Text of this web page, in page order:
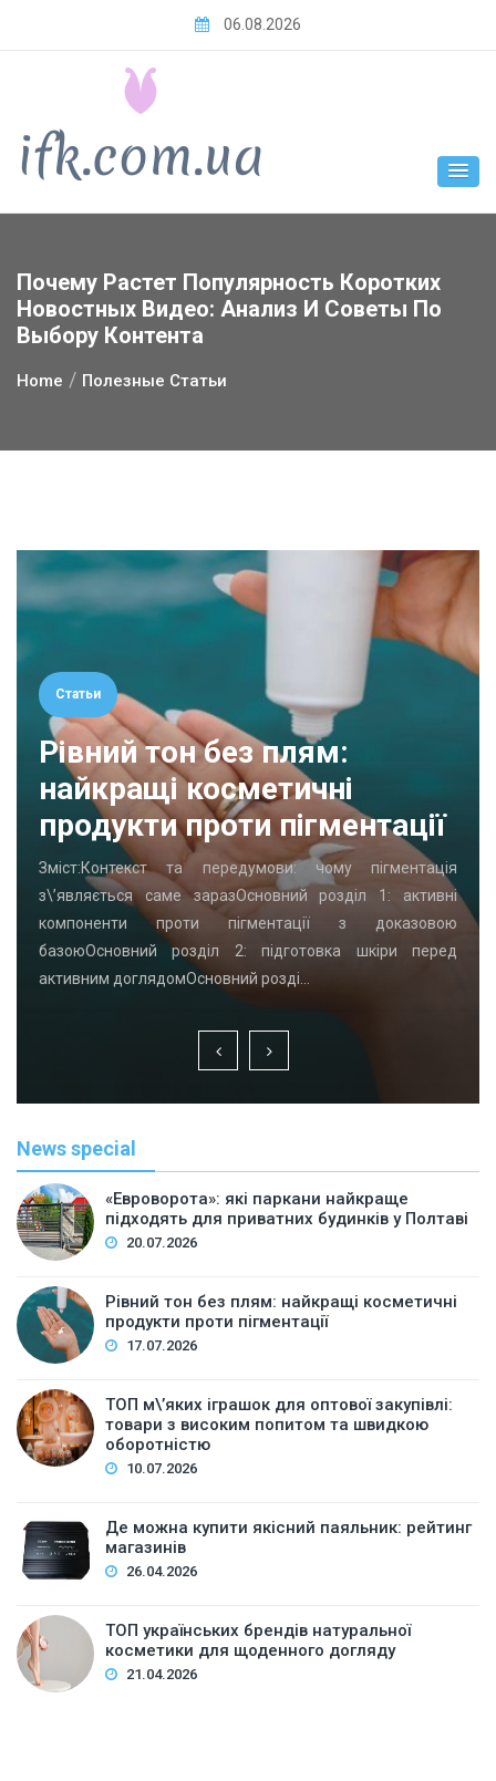
06.08.2026
Почему Растет Популярность Коротких
Новостных Видео: Анализ И Советы По
Выбору Контента
Home Полезные Статьи
Статьи
Рівний тон без плям:
найкращі косметичні
продукти проти пігментації
Зміст:Контекст та передумови: чому пігментація
з\’являється саме заразОсновний розділ 1: активні
компоненти проти пігментації з доказовою
базоюОсновний розділ 2: підготовка шкіри перед
активним доглядомОсновний розді…
News special
«Евроворота»: які паркани найкраще
підходять для приватних будинків у Полтаві
20.07.2026
Рівний тон без плям: найкращі косметичні
продукти проти пігментації
17.07.2026
ТОП м\’яких іграшок для оптової закупівлі:
товари з високим попитом та швидкою
оборотністю
10.07.2026
Де можна купити якісний паяльник: рейтинг
магазинів
26.04.2026
ТОП українських брендів натуральної
косметики для щоденного догляду
21.04.2026